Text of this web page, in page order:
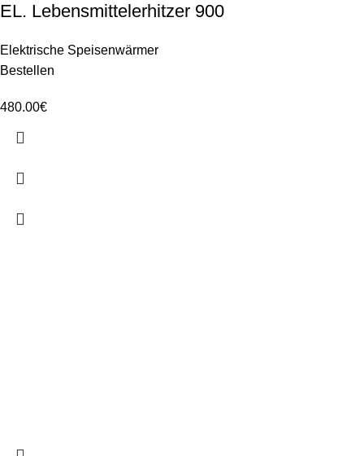
EL. Lebensmittelerhitzer 900
Elektrische Speisenwärmer
Bestellen
480.00€